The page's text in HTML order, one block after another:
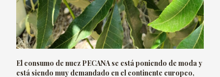
El consumo de nuez PECANA se está poniendo de moda y
está siendo muy demandado en el continente europeo,